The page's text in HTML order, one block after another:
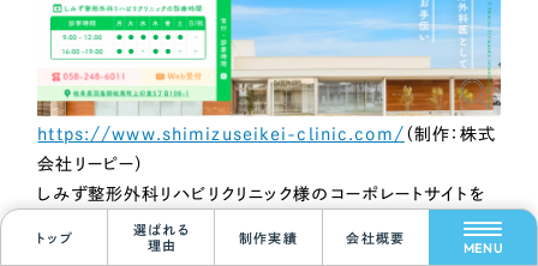
Scroll Down
トップ
選ばれる
理由
制作実績 会社概要
MENU
https://www.shimizuseikei-clinic.com/ （制作：株式
会社リーピー）
しみず整形外科リハビリクリニック様のコーポレートサイトを
制作させていただきました。患者様が知りたい「施設の紹介」
や「医師プロフィール」「診療時間」などの主要な情報につい